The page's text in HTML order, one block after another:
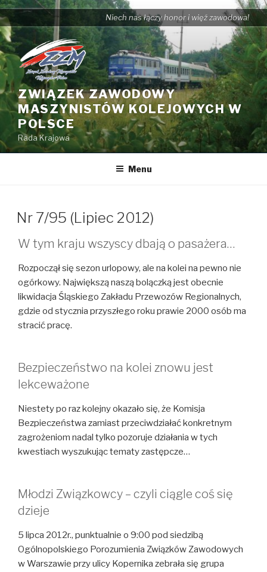
Przejdź
do
treści
Niech nas łączy honor i więź zawodowa!
ZWIĄZEK ZAWODOWY
MASZYNISTÓW KOLEJOWYCH W
POLSCE
Rada Krajowa
Menu
Nr 7/95 (Lipiec 2012)
W tym kraju wszyscy dbają o pasażera…
Rozpoczął się sezon urlopowy, ale na kolei na pewno nie
ogórkowy. Największą naszą bolączką jest obecnie
likwidacja Śląskiego Zakładu Przewozów Regionalnych,
gdzie od stycznia przyszłego roku prawie 2000 osób ma
stracić pracę.
Bezpieczeństwo na kolei znowu jest
lekceważone
Niestety po raz kolejny okazało się, że Komisja
Bezpieczeństwa zamiast przeciwdziałać konkretnym
zagrożeniom nadal tylko pozoruje działania w tych
kwestiach wyszukując tematy zastępcze…
Młodzi Związkowcy – czyli ciągle coś się
dzieje
5 lipca 2012r., punktualnie o 9:00 pod siedzibą
Ogólnopolskiego Porozumienia Związków Zawodowych
w Warszawie przy ulicy Kopernika zebrała się grupa